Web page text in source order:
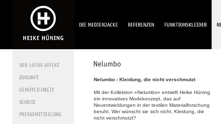
Nelumbo - Kleidung, die nicht verschmutzt
Mit der Kollektion »Nelumbo« entwirft Heike Hüning
ein innovatives Modekonzept, das auf
Neuentwicklungen in der textilen Materialforschung
beruht. Wer wünscht sie sich nicht, Kleidung, die
nicht verschmutzt?